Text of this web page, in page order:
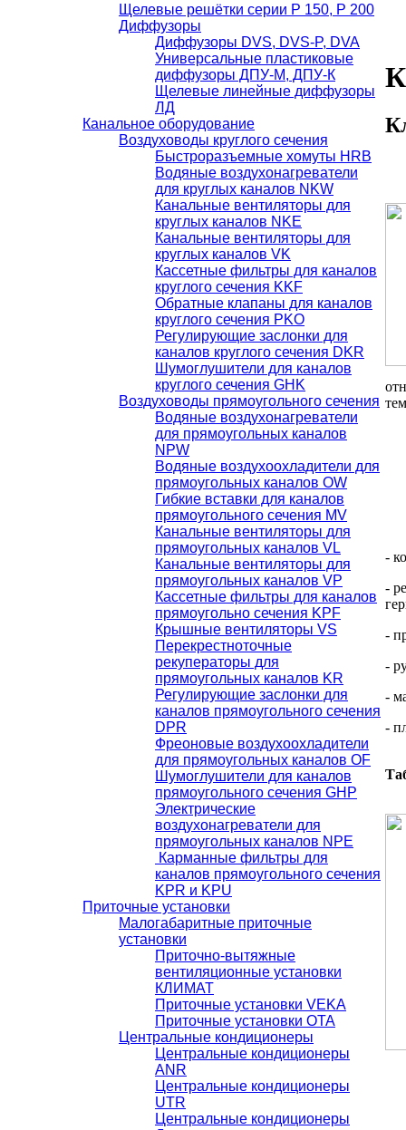
Щелевые решётки серии Р 150, Р 200
Диффузоры
Диффузоры DVS, DVS-P, DVA
Универсальные пластиковые
диффузоры ДПУ-М, ДПУ-К
Щелевые линейные диффузоры
ЛД
Канальное оборудование
Воздуховоды круглого сечения
Быстроразъемные хомуты HRB
Водяные воздухонагреватели
для круглых каналов NKW
Канальные вентиляторы для
круглых каналов NKE
Канальные вентиляторы для
круглых каналов VK
Кассетные фильтры для каналов
круглого сечения KKF
Обратные клапаны для каналов
круглого сечения PKO
Регулирующие заслонки для
каналов круглого сечения DKR
Шумоглушители для каналов
круглого сечения GHK
Воздуховоды прямоугольного сечения
Водяные воздухонагреватели
для прямоугольных каналов
NPW
Водяные воздухоохладители для
прямоугольных каналов OW
Гибкие вставки для каналов
прямоугольного сечения MV
Канальные вентиляторы для
прямоугольных каналов VL
Канальные вентиляторы для
прямоугольных каналов VP
Кассетные фильтры для каналов
прямоугольно сечения KPF
Крышные вентиляторы VS
Перекрестноточные
рекуператоры для
прямоугольных каналов KR
Регулирующие заслонки для
каналов прямоугольного сечения
DРR
Фреоновые воздухоохладители
для прямоугольных каналов OF
Шумоглушители для каналов
прямоугольного сечения GHР
Электрические
воздухонагреватели для
прямоугольных каналов NPE
Карманные фильтры для
каналов прямоугольного сечения
KPR и KPU
Приточные установки
Малогабаритные приточные
установки
Приточно-вытяжные
вентиляционные установки
КЛИМАТ
Приточные установки VEKA
Приточные установки ОТА
Центральные кондиционеры
Центральные кондиционеры
ANR
Центральные кондиционеры
UTR
Центральные кондиционеры
-
-
-
-
-
-